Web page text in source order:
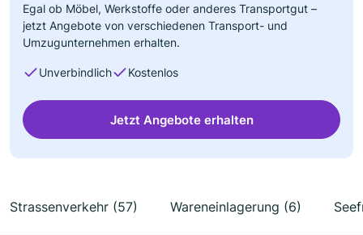
Egal ob Möbel, Werkstoffe oder anderes Transportgut –
jetzt Angebote von verschiedenen Transport- und
Umzugunternehmen erhalten.
Unverbindlich Kostenlos
Jetzt Angebote erhalten
Strassenverkehr (57) Wareneinlagerung (6)